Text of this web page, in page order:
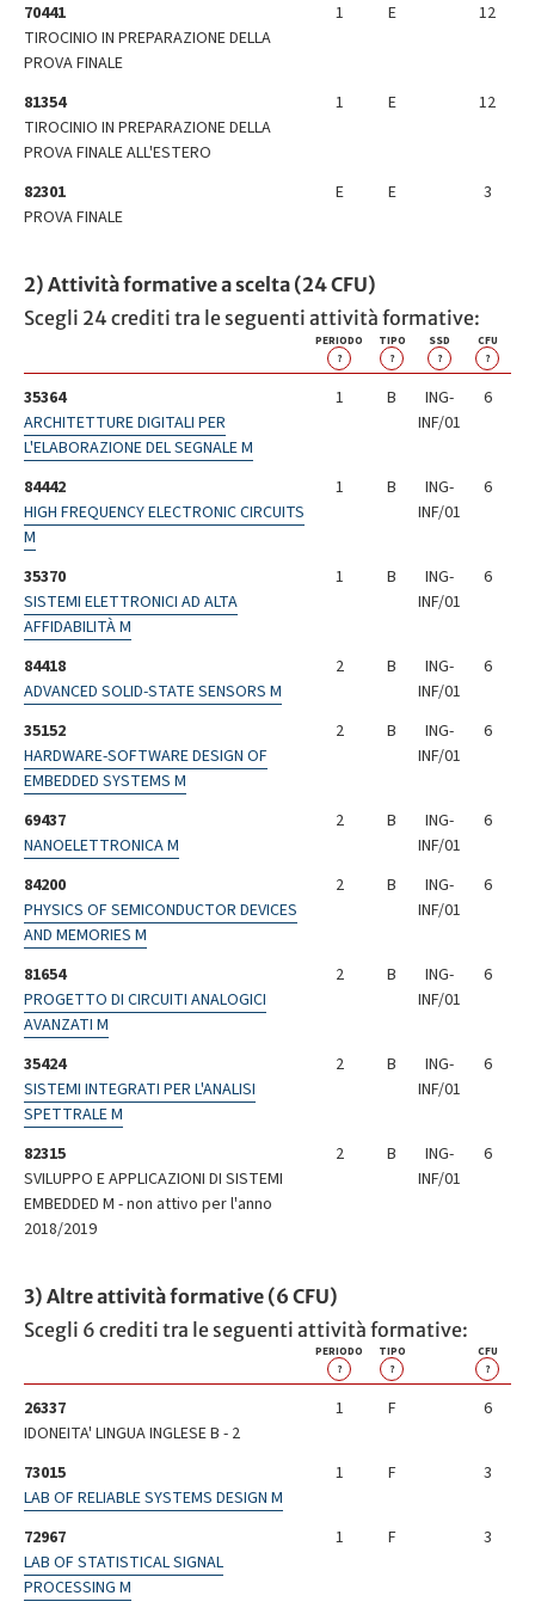
70441
TIROCINIO IN PREPARAZIONE DELLA
PROVA FINALE
1 E 12
81354
TIROCINIO IN PREPARAZIONE DELLA
PROVA FINALE ALL'ESTERO
1 E 12
82301
PROVA FINALE
E E 3
2) Attività formative a scelta (24 CFU)
Scegli 24 crediti tra le seguenti attività formative:
PERIODO
?
TIPO
?
SSD
?
CFU
?
35364
ARCHITETTURE DIGITALI PER
L'ELABORAZIONE DEL SEGNALE M
1 B
ING-
INF/01
6
84442
HIGH FREQUENCY ELECTRONIC CIRCUITS
M
1 B
ING-
INF/01
6
35370
SISTEMI ELETTRONICI AD ALTA
AFFIDABILITÀ M
1 B
ING-
INF/01
6
84418
ADVANCED SOLID-STATE SENSORS M
2 B
ING-
INF/01
6
35152
HARDWARE-SOFTWARE DESIGN OF
EMBEDDED SYSTEMS M
2 B
ING-
INF/01
6
69437
NANOELETTRONICA M
2 B
ING-
INF/01
6
84200
PHYSICS OF SEMICONDUCTOR DEVICES
AND MEMORIES M
2 B
ING-
INF/01
6
81654
PROGETTO DI CIRCUITI ANALOGICI
AVANZATI M
2 B
ING-
INF/01
6
35424
SISTEMI INTEGRATI PER L'ANALISI
SPETTRALE M
2 B
ING-
INF/01
6
82315
SVILUPPO E APPLICAZIONI DI SISTEMI
EMBEDDED M - non attivo per l'anno
2018/2019
2 B
ING-
INF/01
6
3) Altre attività formative (6 CFU)
Scegli 6 crediti tra le seguenti attività formative:
PERIODO
?
TIPO
?
CFU
?
26337
IDONEITA' LINGUA INGLESE B - 2
1 F 6
73015
LAB OF RELIABLE SYSTEMS DESIGN M
1 F 3
72967
LAB OF STATISTICAL SIGNAL
PROCESSING M
1 F 3